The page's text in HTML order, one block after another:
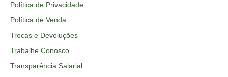
Política de Privacidade
Política de Venda
Trocas e Devoluções
Trabalhe Conosco
Transparência Salarial